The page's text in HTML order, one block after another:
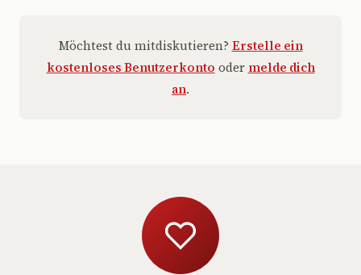
Möchtest du mitdiskutieren? Erstelle ein
kostenloses Benutzerkonto oder melde dich
an.